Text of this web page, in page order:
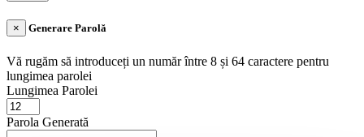
× Generare Parolă
Vă rugăm să introduceți un număr între 8 și 64 caractere pentru
lungimea parolei
Lungimea Parolei
Parola Generată